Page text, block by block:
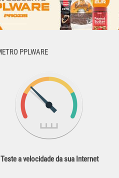
PPLWARE
Teste a velocidade da sua Internet